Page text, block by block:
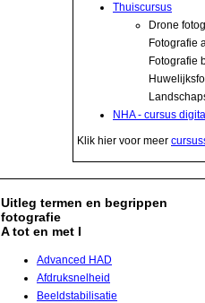
Thuiscursus
Drone
Fotografie
Fotografie
NHA - cursus
Klik hier voor meer
Uitleg termen en begrippen
fotografie
A tot en met I
Advanced HAD
Afdruksnelheid
Beeldstabilisatie